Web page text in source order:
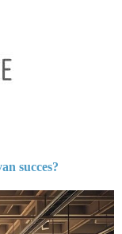
succes?